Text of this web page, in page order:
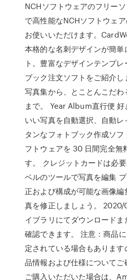
NCHソフトウェアのフリー
で高性能なNCHソフトウェ
お使いいただけます。
本格的な名刺デザインが簡
ト。豊富なデザインテンプ
ブック注文ソフトをご紹介
写真集から、とことんこだ
まで。 Year Album直行便 好
いい写真を自動選択、自動
タンなフォトブック作成ソ
フトウェアを 30 日間完全無
す。 クレジットカードは必
ベルのツールで写真を編集
正および構成が可能な画像
真を修正しましょう。 2020/
イブラリにてダウンロード
確認できます。 注意：商品
定されている場合もありま
品情報および仕様について
ご購入いただいた場合は、